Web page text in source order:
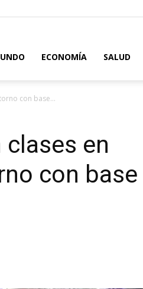
ECONOMÍA SALUD
con base...
en
con base